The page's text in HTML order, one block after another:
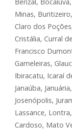
Berizal,
Minas,
Claro dos
Cristália, Curral
Francisco
Gameleiras,
Ibiracatu, Icaraí
Janaúba,
Josenópolis,
Lassance,
Cardoso, Mato